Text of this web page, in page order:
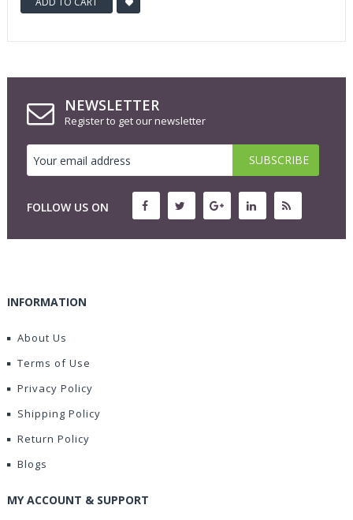
NEWSLETTER
Register to get our newsletter
FOLLOW US ON
INFORMATION
About Us
Terms of Use
Privacy Policy
Shipping Policy
Return Policy
Blogs
MY ACCOUNT & SUPPORT